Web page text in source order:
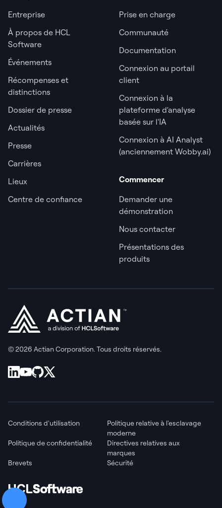
Entreprise
À propos de HCL
Software
Événements
Récompenses et
distinctions
Dossier de presse
Actualités
Presse
Carrières
Lieux
Centre de confiance
Prise en charge
Communauté
Documentation
Connexion au portail
client
Connexion à la
plateforme d'analyse
basée sur l'IA
Connexion à AI Analyst
(anciennement Wobby.ai)
Commencer
Demander une
démonstration
Nous contacter
Présentations des
produits
© 2026 Actian Corporation. Tous droits réservés.
Conditions d'utilisation
Politique relative à l'esclavage
moderne
Politique de confidentialité
Directives relatives aux
marques
Brevets
Sécurité